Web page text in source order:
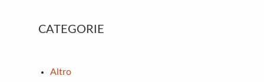
Primary
CATEGORIE
Altro